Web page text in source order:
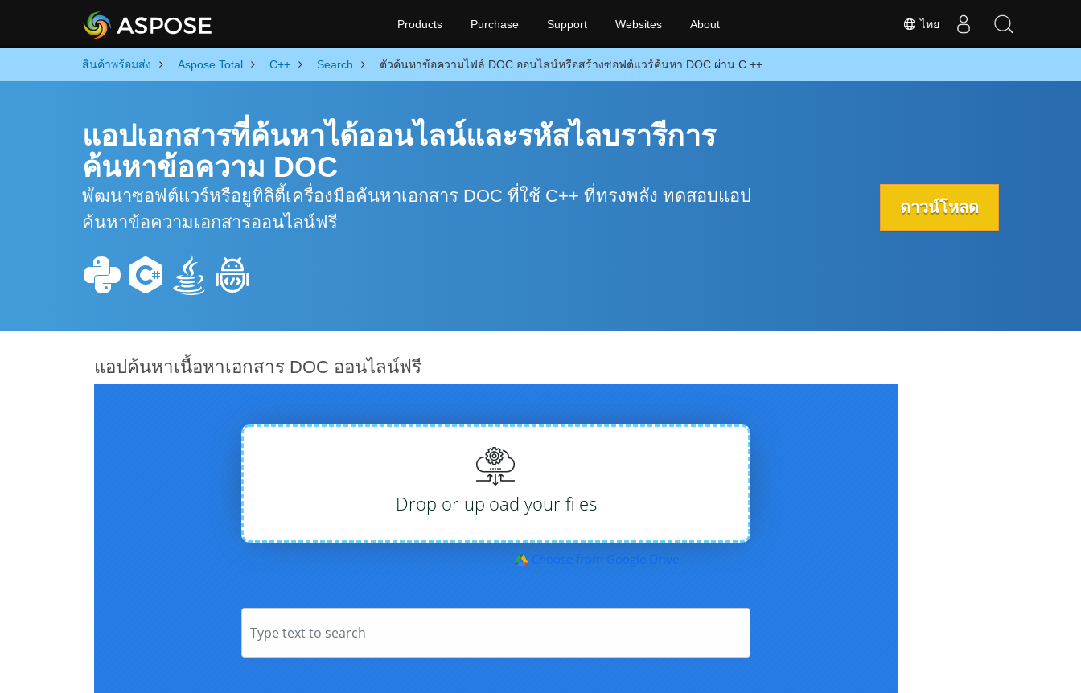
ไทย
Products Purchase Support Websites About
สินค้าพร้อมส่ง Aspose.Total C++ Search ตัวค้นหาข้อความไฟล์ DOC ออนไลน์หรือสร้างซอฟต์แวร์ค้นหา DOC ผ่าน C ++
แอปเอกสารที่ค้นหาได้ออนไลน์และรหัสไลบรารีการ
ค้นหาข้อความ DOC
พัฒนาซอฟต์แวร์หรือยูทิลิตี้เครื่องมือค้นหาเอกสาร DOC ที่ใช้ C++ ที่ทรงพลัง ทดสอบแอป
ค้นหาข้อความเอกสารออนไลน์ฟรี
ดาวน์โหลด
แอปค้นหาเนื้อหาเอกสาร DOC ออนไลน์ฟรี